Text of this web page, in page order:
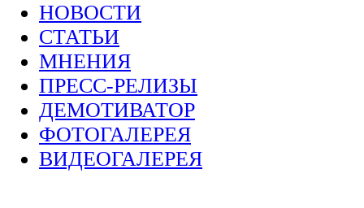
НОВОСТИ
СТАТЬИ
МНЕНИЯ
ПРЕСС-РЕЛИЗЫ
ДЕМОТИВАТОР
ФОТОГАЛЕРЕЯ
ВИДЕОГАЛЕРЕЯ